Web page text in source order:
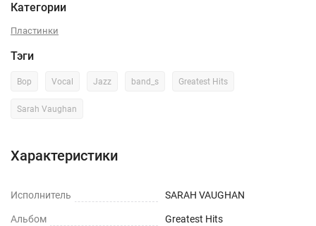
Категории
Пластинки
Тэги
Bop Vocal Jazz band_s Greatest Hits
Sarah Vaughan
Характеристики
Исполнитель SARAH VAUGHAN
Альбом Greatest Hits